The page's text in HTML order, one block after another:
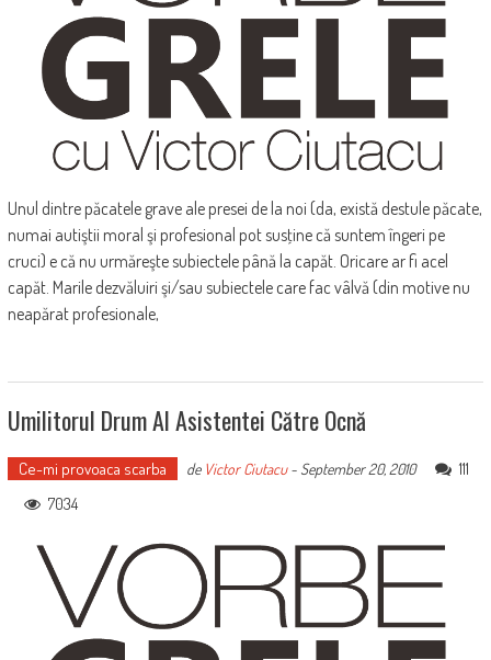
Unul dintre păcatele grave ale presei de la noi (da, există destule păcate,
numai autiştii moral şi profesional pot susţine că suntem îngeri pe
cruci) e că nu urmăreşte subiectele până la capăt. Oricare ar fi acel
capăt. Marile dezvăluiri şi/sau subiectele care fac vâlvă (din motive nu
neapărat profesionale,
Umilitorul Drum Al Asistentei Către Ocnă
Ce-mi provoaca scarba de Victor Ciutacu- September 20, 2010
111
7034